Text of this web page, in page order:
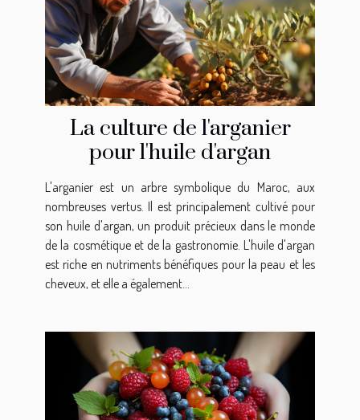
La culture de l'arganier
pour l'huile d'argan
L'arganier est un arbre symbolique du Maroc, aux
nombreuses vertus. Il est principalement cultivé pour
son huile d'argan, un produit précieux dans le monde
de la cosmétique et de la gastronomie. L'huile d'argan
est riche en nutriments bénéfiques pour la peau et les
cheveux, et elle a également...